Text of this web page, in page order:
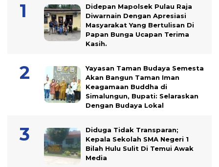
Didepan Mapolsek Pulau Raja
Diwarnain Dengan Apresiasi
Masyarakat Yang Bertulisan Di
Papan Bunga Ucapan Terima
Kasih.
Yayasan Taman Budaya Semesta
Akan Bangun Taman Iman
Keagamaan Buddha di
Simalungun, Bupati: Selaraskan
Dengan Budaya Lokal
Diduga Tidak Transparan;
Kepala Sekolah SMA Negeri 1
Bilah Hulu Sulit Di Temui Awak
Media